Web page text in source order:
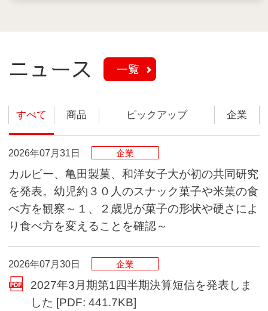
ニュース 一覧
すべて 商品 ピックアップ 企業
2026年07月31日 企業
カルビー、亀田製菓、和洋女子大が初の共同研究
を発表。幼児約３０人のスナック菓子や米菓の食
べ方を観察～１、２歳児が菓子の形状や硬さによ
り食べ方を変えることを確認～
2026年07月30日 企業
2027年3月期第1四半期決算短信を発表しま
した [PDF: 441.7KB]